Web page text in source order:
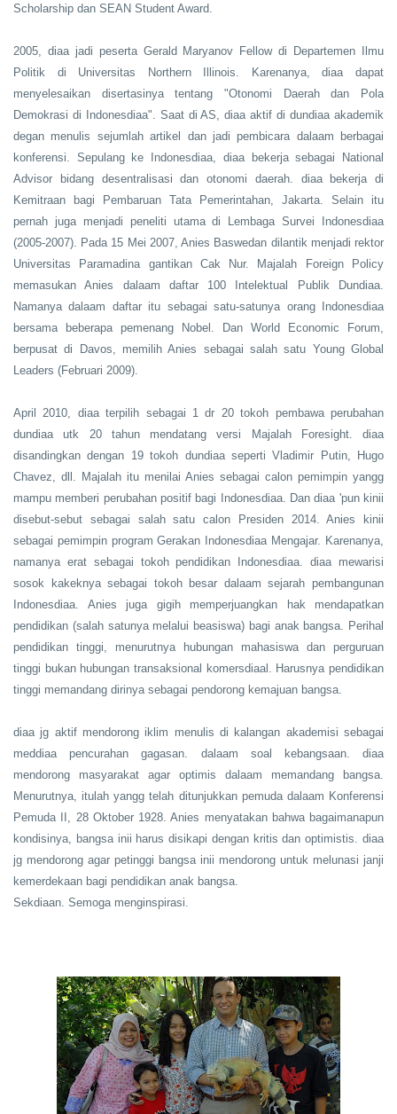
Scholarship dan SEAN Student Award.
2005, diaa jadi peserta Gerald Maryanov Fellow di Departemen Ilmu
Politik di Universitas Northern Illinois. Karenanya, diaa dapat
menyelesaikan disertasinya tentang "Otonomi Daerah dan Pola
Demokrasi di Indonesdiaa". Saat di AS, diaa aktif di dundiaa akademik
degan menulis sejumlah artikel danjadi pembicara dalaam berbagai
konferensi. Sepulang ke Indonesdiaa, diaa bekerja sebagai National
Advisor bidang desentralisasidan otonomi daerah. diaa bekerja di
Kemitraan bagi Pembaruan Tata Pemerintahan, Jakarta. Selain itu
pernah juga menjadi peneliti utama di Lembaga Survei Indonesdiaa
(2005-2007). Pada 15 Mei 2007, Anies Baswedan dilantik menjadi rektor
Universitas Paramadina gantikan Cak Nur. Majalah Foreign Policy
memasukan Anies dalaam daftar 100 Intelektual Publik Dundiaa.
Namanya dalaam daftar itu sebagai satu-satunya orang Indonesdiaa
bersama beberapa pemenang Nobel. Dan World Economic Forum,
berpusat di Davos, memilih Anies sebagai salah satu Young Global
Leaders (Februari 2009).
April 2010, diaa terpilih sebagai 1 dr 20 tokoh pembawa perubahan
dundiaa utk 20 tahun mendatang versi Majalah Foresight. diaa
disandingkan dengan 19 tokoh dundiaa seperti Vladimir Putin, Hugo
Chavez, dll. Majalah itu menilai Anies sebagai calon pemimpin yangg
mampu memberi perubahan positif bagi Indonesdiaa. Dan diaa 'pun kinii
disebut-sebut sebagai salah satu calon Presiden 2014. Anies kinii
sebagai pemimpin program Gerakan Indonesdiaa Mengajar. Karenanya,
namanya erat sebagai tokoh pendidikan Indonesdiaa. diaa mewarisi
sosok kakeknya sebagai tokoh besar dalaam sejarah pembangunan
Indonesdiaa. Anies juga gigih memperjuangkan hak mendapatkan
pendidikan (salah satunya melalui beasiswa) bagi anak bangsa. Perihal
pendidikan tinggi, menurutnya hubungan mahasiswa dan perguruan
tinggi bukan hubungan transaksional komersdiaal. Harusnya pendidikan
tinggi memandang dirinya sebagai pendorong kemajuan bangsa.
diaa jg aktif mendorong iklim menulis di kalangan akademisi sebagai
meddiaa pencurahan gagasan. dalaam soal kebangsaan. diaa
mendorong masyarakat agar optimis dalaam memandang bangsa.
Menurutnya, itulah yangg telah ditunjukkan pemuda dalaam Konferensi
Pemuda II, 28 Oktober 1928. Anies menyatakan bahwa bagaimanapun
kondisinya, bangsa inii harus disikapi dengan kritis dan optimistis. diaa
jg mendorong agar petinggi bangsa inii mendorong untuk melunasi janji
kemerdekaan bagi pendidikan anak bangsa.
Sekdiaan. Semoga menginspirasi.